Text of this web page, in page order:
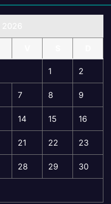
1 2
7 8 9
14 15 16
21 22 23
28 29 30